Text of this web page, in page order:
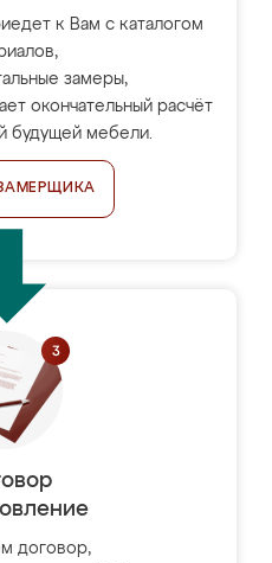
к Вам с каталогом
замеры,
окончательный расчёт
будущей мебели.
договор,